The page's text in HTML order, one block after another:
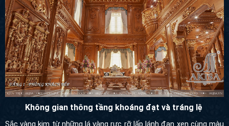
Không gian thông tầng khoáng đạt và tráng lệ
Sắc vàng kim từ những lá vàng rực rỡ lấp lánh đan xen cùng màu
gỗ nguyên bản không chỉ làm bừng sáng không gian mà còn tôn